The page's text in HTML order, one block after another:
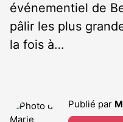
événementiel de
pâlir les plus
la fois à…
Publié par